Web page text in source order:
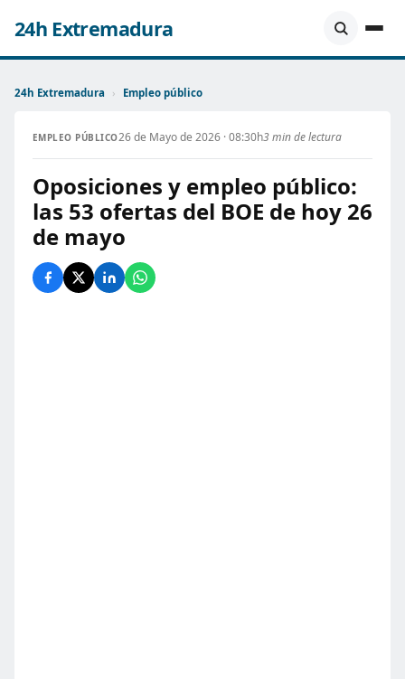
24h Extremadura
24h Extremadura › Empleo público
EMPLEO PÚBLICO26 de Mayo de 2026 · 08:30h3 min de lectura
Oposiciones y empleo público:
las 53 ofertas del BOE de hoy 26
de mayo